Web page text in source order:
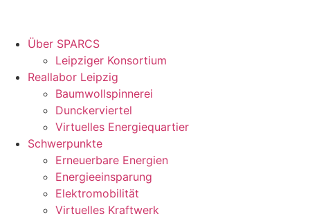
Über SPARCS
Leipziger Konsortium
Reallabor Leipzig
Baumwollspinnerei
Dunckerviertel
Virtuelles Energiequartier
Schwerpunkte
Erneuerbare Energien
Energieeinsparung
Elektromobilität
Virtuelles Kraftwerk